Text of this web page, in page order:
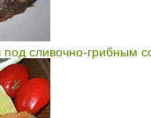
под сливочно-грибным